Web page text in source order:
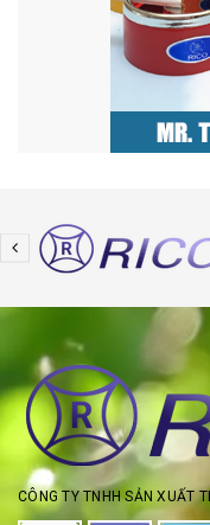
CÔNG TY TNHH SẢN XUẤT